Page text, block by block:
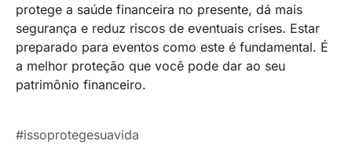
protege a saúde financeira no presente, dá mais
segurança e reduz riscos de eventuais crises. Estar
preparado para eventos como este é fundamental. É
a melhor proteção que você pode dar ao seu
patrimônio financeiro.
#issoprotegesuavida